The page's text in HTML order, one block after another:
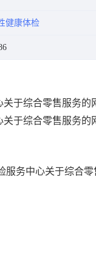
健康体检
于综合零售服务的
于综合零售服务的
服务中心关于综合